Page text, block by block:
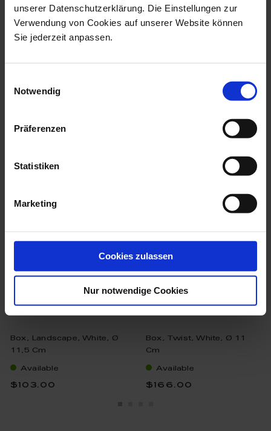
unserer Datenschutzerklärung. Die Einstellungen zur
Verwendung von Cookies auf unserer Website können
Sie jederzeit anpassen.
Notwendig
Präferenzen
Statistiken
Marketing
Cookies zulassen
Nur notwendige Cookies
Available
we think you’ll like these
Box, Landscape, White, Ø
11,5 Cm
Available
$103.00
Box, Twist, White, Ø 11
Cm
Available
$166.00